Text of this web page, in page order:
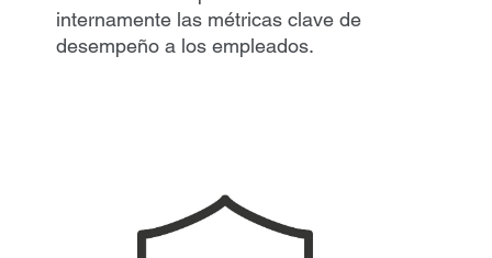
internamente las métricas clave de
desempeño a los empleados.